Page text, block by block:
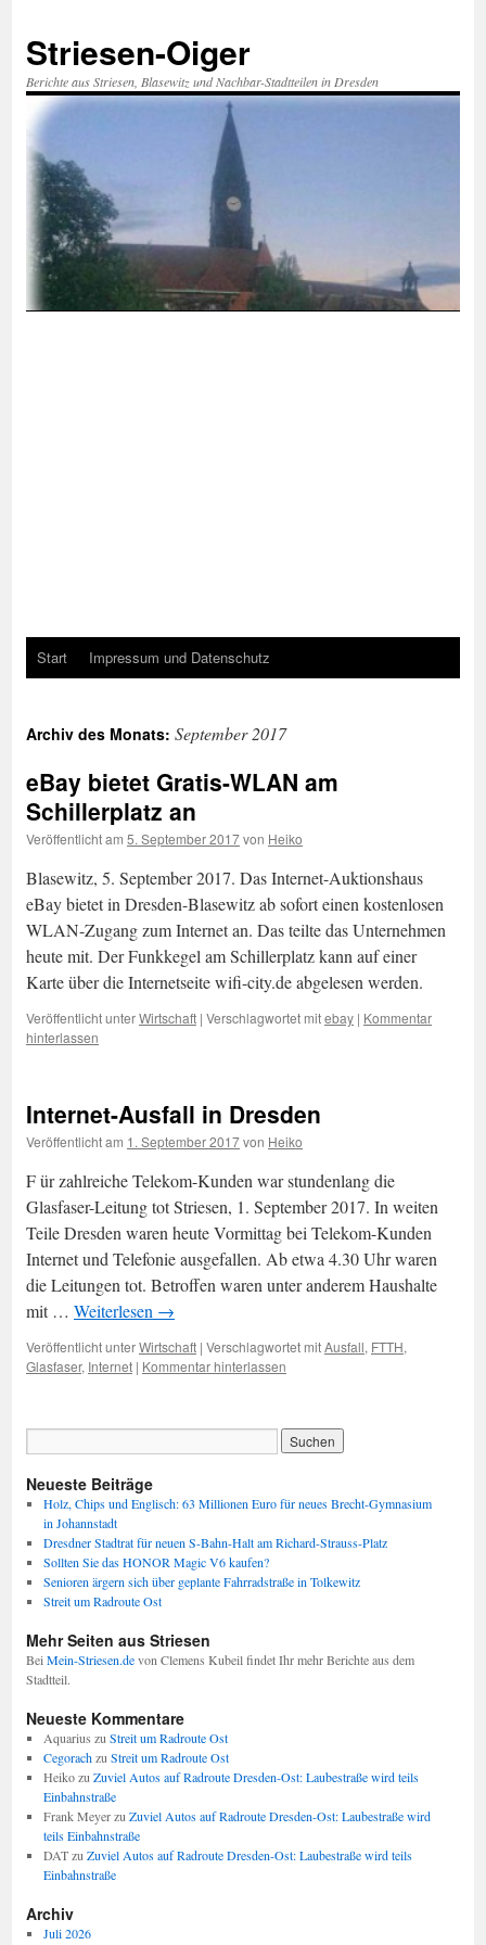
springen
Striesen-Oiger
Berichte aus Striesen, Blasewitz und Nachbar-Stadtteilen in Dresden
Start Impressum und Datenschutz
Archiv des Monats: September 2017
eBay bietet Gratis-WLAN am
Schillerplatz an
Veröffentlicht am 5. September 2017von Heiko
Blasewitz, 5. September 2017. Das Internet-Auktionshaus
eBay bietet in Dresden-Blasewitz ab sofort einen kostenlosen
WLAN-Zugang zum Internet an. Das teilte das Unternehmen
heute mit. Der Funkkegel am Schillerplatz kann auf einer
Karte über die Internetseite wifi-city.de abgelesen werden.
Veröffentlicht unterWirtschaft | Verschlagwortet mitebay | Kommentar
hinterlassen
Internet-Ausfall in Dresden
Veröffentlicht am 1. September 2017von Heiko
F ür zahlreiche Telekom-Kunden war stundenlang die
Glasfaser-Leitung tot Striesen, 1. September 2017. In weiten
Teile Dresden waren heute Vormittag bei Telekom-Kunden
Internet und Telefonie ausgefallen. Ab etwa 4.30 Uhr waren
die Leitungen tot. Betroffen waren unter anderem Haushalte
mit … Weiterlesen →
Veröffentlicht unterWirtschaft | Verschlagwortet mitAusfall, FTTH,
Glasfaser, Internet | Kommentar hinterlassen
Neueste Beiträge
Holz, Chips und Englisch: 63 Millionen Euro für neues Brecht-Gymnasium
in Johannstadt
Dresdner Stadtrat für neuen S-Bahn-Halt am Richard-Strauss-Platz
Sollten Sie das HONOR Magic V6 kaufen?
Senioren ärgern sich über geplante Fahrradstraße in Tolkewitz
Streit um Radroute Ost
Mehr Seiten aus Striesen
Bei Mein-Striesen.devon Clemens Kubeil findet Ihr mehr Berichte aus dem
Stadtteil.
Neueste Kommentare
Aquarius zu Streit um Radroute Ost
Cegorachzu Streit um Radroute Ost
Heikozu Zuviel Autos auf Radroute Dresden-Ost: Laubestraße wird teils
Einbahnstraße
Frank Meyerzu Zuviel Autos auf Radroute Dresden-Ost: Laubestraße wird
teils Einbahnstraße
DATzu Zuviel Autos auf Radroute Dresden-Ost: Laubestraße wird teils
Einbahnstraße
Archiv
Juli 2026